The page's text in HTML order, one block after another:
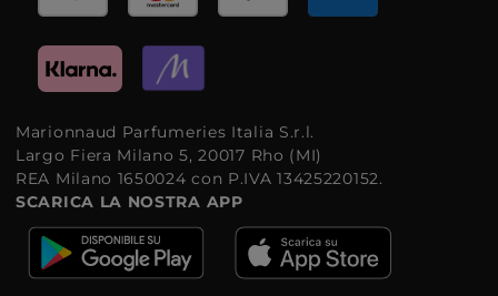
Marionnaud Parfumeries Italia S.r.l.
Largo Fiera Milano 5, 20017 Rho (MI)
REA Milano 1650024 con P.IVA 13425220152.
SCARICA LA NOSTRA APP